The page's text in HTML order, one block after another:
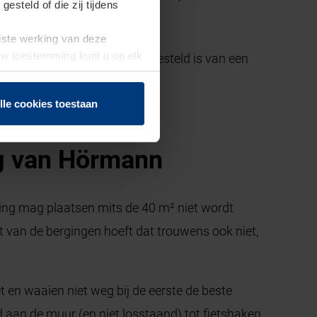
of die zij tijdens
werking van deze
toestemming kunt u op elk
herroepen.
cookies toestaan
of je bijgebouw vrijgesteld is van een
je dus altijd goed.
Hörmann
mag plaatsen mits de​​ 40 m² niet wordt
van de bergingen hoeft dat trouwens ook niet,
waaien niet weg bij de eerste de beste